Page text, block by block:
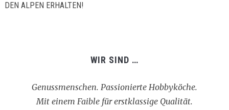
EN ALPEN ERHALTEN!
WIR SIND …
Genussmenschen. Passionierte Hobbyköche.
Mit einem Faible für erstklassige Qualität.